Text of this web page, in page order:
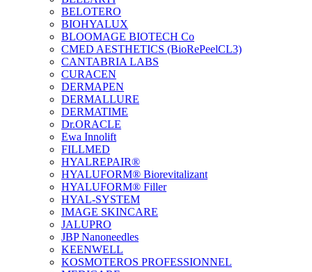
BELOTERO
BIOHYALUX
BLOOMAGE BIOTECH Co
CMED AESTHETICS (BioRePeelCL3)
CANTABRIA LABS
CURACEN
DERMAPEN
DERMALLURE
DERMATIME
Dr.ORACLE
Ewa Innolift
FILLMED
НYALREPAIR®
HYALUFORM® Biorevitalizant
HYALUFORM® Filler
HYAL-SYSTEM
IMAGE SKINCARE
JALUPRO
JBP Nanoneedles
KEENWELL
KOSMOTEROS PROFESSIONNEL